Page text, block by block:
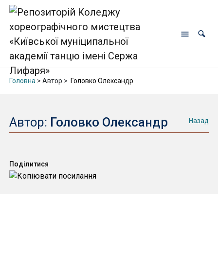
Головна > Автор > Головко Олександр
Автор: Головко Олександр Назад
Поділитися